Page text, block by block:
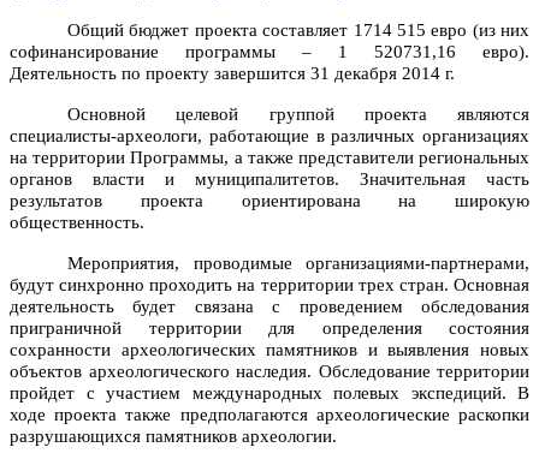
Общий бюджет проекта составляет 1 714 515 евро (из них
софинансирование программы – 1 520731,16 евро).
Деятельность по проекту завершится 31 декабря 2014 г.
Основной целевой группой проекта являются
специалисты-археологи, работающие в различных организациях
на территории Программы, а также представители региональных
органов власти и муниципалитетов. Значительная часть
результатов проекта ориентирована на широкую
общественность.
Мероприятия, проводимые организациями-партнерами,
будут синхронно проходить на территории трех стран. Основная
деятельность будет связана с проведением обследования
приграничной территории для определения состояния
сохранности археологических памятников и выявления новых
объектов археологического наследия. Обследование территории
пройдет с участием международных полевых экспедиций. В
ходе проекта также предполагаются археологические раскопки
разрушающихся памятников археологии.